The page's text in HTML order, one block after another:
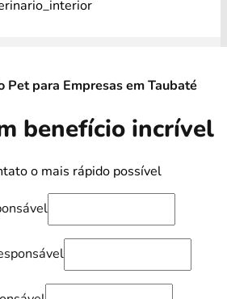
Pet para Empresas em Taubaté
benefício incrível
o mais rápido possível